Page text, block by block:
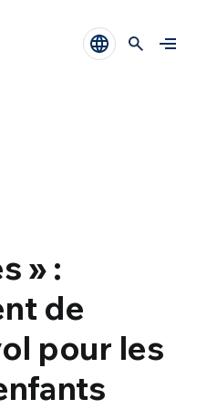
» :
de
pour les